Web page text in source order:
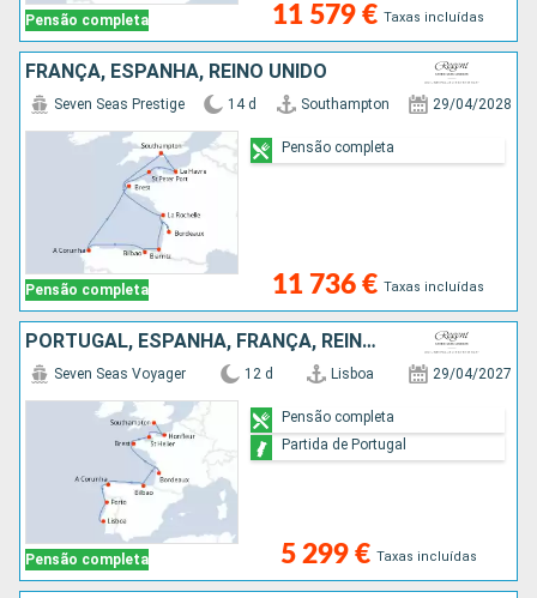
Pensão completa 11 579 € Taxas incluídas
FRANÇA, ESPANHA, REINO UNIDO
Pensão completa
Seven Seas Prestige 14 d Southampton 29/04/2028
11 736 € Taxas incluídas
Pensão completa
PORTUGAL, ESPANHA, FRANÇA, REINO UNIDO
Pensão completa
Seven Seas Voyager 12 d Lisboa 29/04/2027
5 299 € Taxas incluídas
Pensão completa
Partida de Portugal